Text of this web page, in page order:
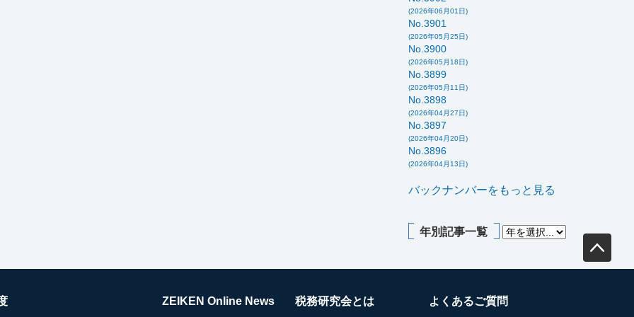
(2026年06月01日)
No.3901
(2026年05月25日)
No.3900
(2026年05月18日)
No.3899
(2026年05月11日)
No.3898
(2026年04月27日)
No.3897
(2026年04月20日)
No.3896
(2026年04月13日)
バックナンバーをもっと見る
年別記事一覧
ZEIKEN Online News 税務研究会とは よくあるご質問